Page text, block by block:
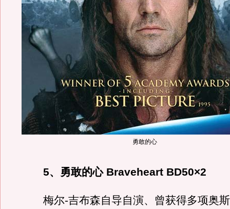
勇敢的心
5、勇敢的心 Braveheart BD50×2
梅尔-吉布森自导自演、曾获得多项奥斯